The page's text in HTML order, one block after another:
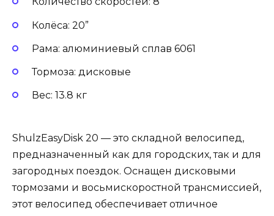
Колёса: 20”
Рама: алюминиевый сплав 6061
Тормоза: дисковые
Вес: 13.8 кг
ShulzEasyDisk 20 — это складной велосипед,
предназначенный как для городских, так и для
загородных поездок. Оснащен дисковыми
тормозами и восьмискоростной трансмиссией,
этот велосипед обеспечивает отличное